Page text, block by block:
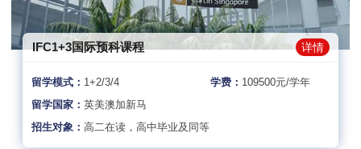
IFC1+3国际预科课程 详情
留学模式： 1+2/3/4 学费： 109500元/学年
留学国家：英美澳加新马
招生对象： 高二在读，高中毕业及同等